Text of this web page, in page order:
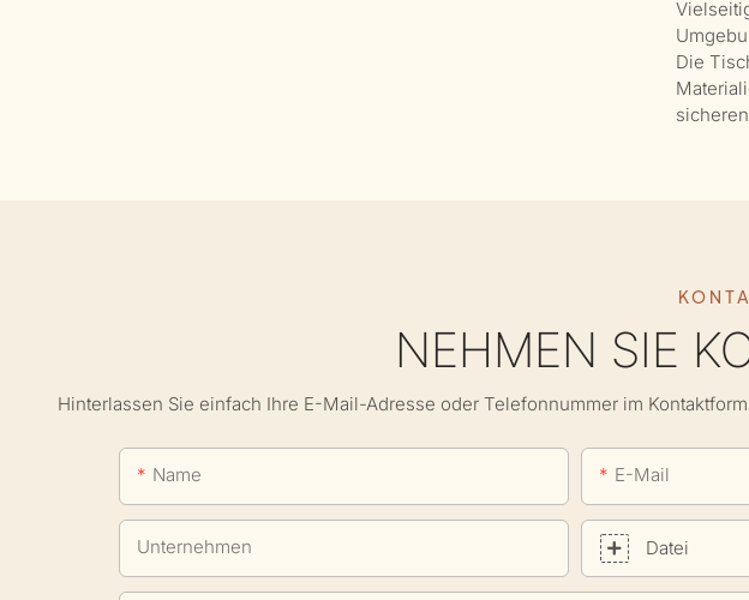
Die
NEHMEN SIE
Hinterlassen Sie einfach Ihre E-Mail-Adresse oder Telefonnummer im
Name E-Mail
Unternehmen Datei